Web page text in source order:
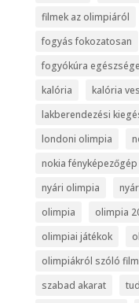
filmek az olimpiáról
fogyás fokozatosan
fogyókúra
kalória
kalória
lakberendezési
londoni olimpia
nokia fényképezőgép
nyári olimpia
olimpia
olimpia
olimpiai játékok
olimpiákról szóló
szabad akarat